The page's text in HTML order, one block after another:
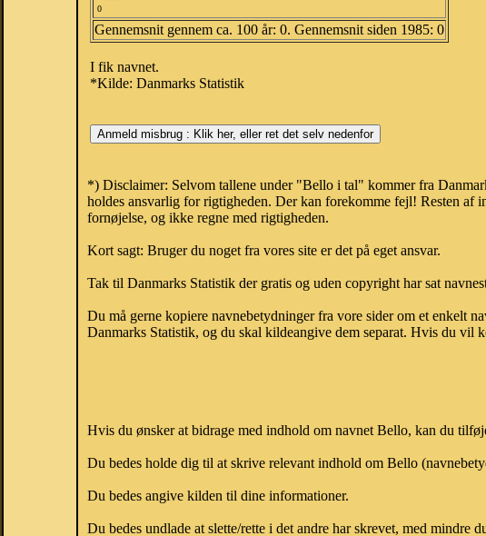
0
Gennemsnit gennem ca. 100 år: 0. Gennemsnit siden 1985: 0
I fik navnet.
*Kilde: Danmarks Statistik
*) Disclaimer: Selvom tallene under "Bello i tal" kommer fra
holdes ansvarlig for rigtigheden. Der kan forekomme fejl! Resten af
fornøjelse, og ikke regne med rigtigheden.
Kort sagt: Bruger du noget fra vores site er det på eget ansvar.
Tak til Danmarks Statistik der gratis og uden copyright har sat
Du må gerne kopiere navnebetydninger fra vore sider om et enkelt
Danmarks Statistik, og du skal kildeangive dem separat. Hvis du vil
Hvis du ønsker at bidrage med indhold om navnet Bello, kan du
Du bedes holde dig til at skrive relevant indhold om Bello
Du bedes angive kilden til dine informationer.
Du bedes undlade at slette/rette i det andre har skrevet, med mindre